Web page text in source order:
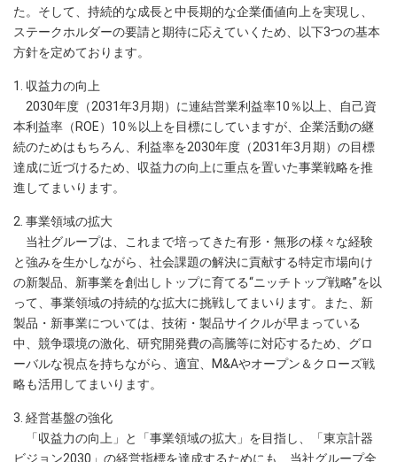
た。そして、持続的な成長と中長期的な企業価値向上を実現し、
ステークホルダーの要請と期待に応えていくため、以下3つの基本
方針を定めております。
1. 収益力の向上
2030年度（2031年3月期）に連結営業利益率10％以上、自己資
本利益率（ROE）10％以上を目標にしていますが、企業活動の継
続のためはもちろん、利益率を2030年度（2031年3月期）の目標
達成に近づけるため、収益力の向上に重点を置いた事業戦略を推
進してまいります。
2. 事業領域の拡大
当社グループは、これまで培ってきた有形・無形の様々な経験
と強みを生かしながら、社会課題の解決に貢献する特定市場向け
の新製品、新事業を創出しトップに育てる“ニッチトップ戦略”を以
って、事業領域の持続的な拡大に挑戦してまいります。また、新
製品・新事業については、技術・製品サイクルが早まっている
中、競争環境の激化、研究開発費の高騰等に対応するため、グロ
ーバルな視点を持ちながら、適宜、M&Aやオープン＆クローズ戦
略も活用してまいります。
3. 経営基盤の強化
「収益力の向上」と「事業領域の拡大」を目指し、「東京計器
ビジョン2030」の経営指標を達成するためにも、当社グループ全